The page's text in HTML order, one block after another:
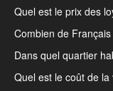
Quel est le prix des
Combien de
Dans quel quartier
Quel est le coût de